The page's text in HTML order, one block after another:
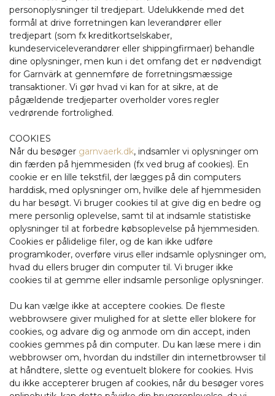
personoplysninger til tredjepart. Udelukkende med det
formål at drive forretningen kan leverandører eller
tredjepart (som fx kreditkortselskaber,
kundeserviceleverandører eller shippingfirmaer) behandle
dine oplysninger, men kun i det omfang det er nødvendigt
for Garnvärk at gennemføre de forretningsmæssige
transaktioner. Vi gør hvad vi kan for at sikre, at de
pågældende tredjeparter overholder vores regler
vedrørende fortrolighed.
COOKIES
Når du besøger garnvaerk.dk, indsamler vi oplysninger om
din færden på hjemmesiden (fx ved brug af cookies). En
cookie er en lille tekstfil, der lægges på din computers
harddisk, med oplysninger om, hvilke dele af hjemmesiden
du har besøgt. Vi bruger cookies til at give dig en bedre og
mere personlig oplevelse, samt til at indsamle statistiske
oplysninger til at forbedre købsoplevelse på hjemmesiden.
Cookies er pålidelige filer, og de kan ikke udføre
programkoder, overføre virus eller indsamle oplysninger om,
hvad du ellers bruger din computer til. Vi bruger ikke
cookies til at gemme eller indsamle personlige oplysninger.
Du kan vælge ikke at acceptere cookies. De fleste
webbrowsere giver mulighed for at slette eller blokere for
cookies, og advare dig og anmode om din accept, inden
cookies gemmes på din computer. Du kan læse mere i din
webbrowser om, hvordan du indstiller din internetbrowser til
at håndtere, slette og eventuelt blokere for cookies. Hvis
du ikke accepterer brugen af cookies, når du besøger vores